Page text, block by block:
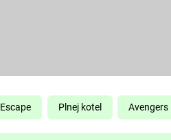
KOMEDIE
CHUCK
NORRIS
Escape Plnej kotel Avengers